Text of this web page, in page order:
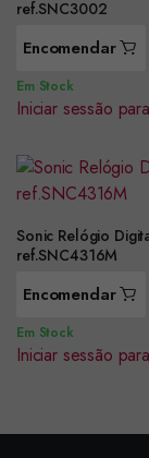
ref.SNC3002
Encomendar
Em Stock
Iniciar sessão
Sonic Relógio
ref.SNC4316M
Encomendar
Em Stock
Iniciar sessão